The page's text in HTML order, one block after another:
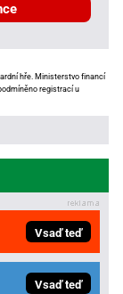
hře. Ministerstvo financí
registrací u
Vsaď teď
Vsaď teď